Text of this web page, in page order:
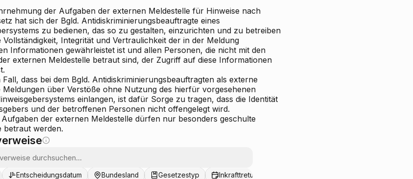
der Aufgaben der externen Meldestelle für Hinweise nach
hat sich der Bgld. Antidiskriminierungsbeauftragte eines
zu bedienen, das so zu gestalten, einzurichten und zu betreiben
Vollständigkeit, Integrität und Vertraulichkeit der in der Meldung
Informationen gewährleistet ist und allen Personen, die nicht mit den
externen Meldestelle betraut sind, der Zugriff auf diese Informationen
Fall, dass bei dem Bgld. Antidiskriminierungsbeauftragten als externe
Meldungen über Verstöße ohne Nutzung des hierfür vorgesehenen
einlangen, ist dafür Sorge zu tragen, dass die Identität
und der betroffenen Personen nicht offengelegt wird.
der externen Meldestelle dürfen nur besonders geschulte
betraut werden.
Entscheidungsdatum Bundesland Gesetzestyp Inkrafttretungsdatum